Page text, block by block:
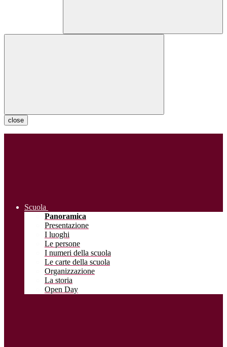
close
Scuola
Panoramica
Presentazione
I luoghi
Le persone
I numeri della scuola
Le carte della scuola
Organizzazione
La storia
Open Day